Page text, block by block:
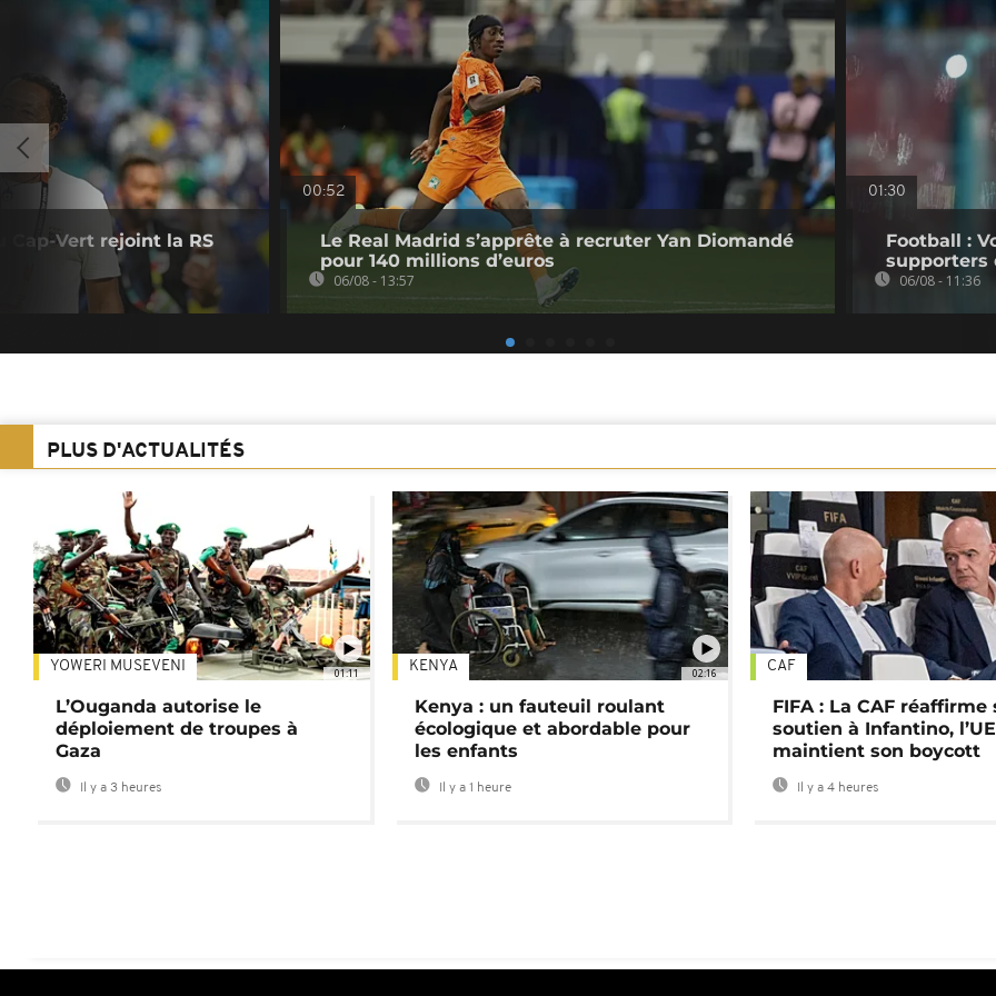
Cap-Vert rejoint la RS
00:52
Le Real Madrid s’apprête à recruter Yan Diomandé
pour 140 millions d’euros
06/08 - 13:57
01:30
Football :
supporters
06/08 - 11:36
PLUS D'ACTUALITÉS
01:11
YOWERI MUSEVENI
L’Ouganda autorise le
déploiement de troupes à
Gaza
Il y a 3 heures
02:16
KENYA
Kenya : un fauteuil roulant
écologique et abordable pour
les enfants
Il y a 1 heure
CAF
FIFA : La CAF réaffirme
soutien à Infantino,
maintient son boycott
Il y a 4 heures